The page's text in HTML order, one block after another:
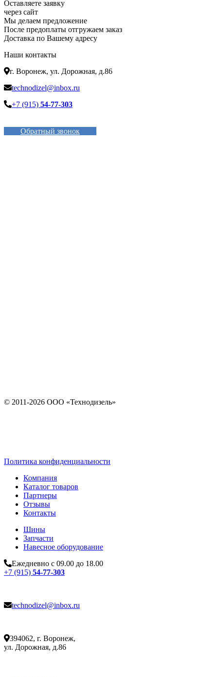
Оставляете заявку
через сайт
Мы делаем предложение
После предоплаты отгружаем заказ
Доставка по Вашему адресу
Наши контакты
г. Воронеж, ул. Дорожная, д.86
technodizel@inbox.ru
+7 (915) 54-77-303
Обратный звонок
© 2011-2026 ООО «Технодизель»
Политика конфиденциальности
Компания
Каталог товаров
Партнеры
Отзывы
Контакты
Шины
Запчасти
Навесное оборудование
Ежедневно с 09.00 до 18.00
+7 (915) 54-77-303
technodizel@inbox.ru
394062, г. Воронеж,
ул. Дорожная, д.86